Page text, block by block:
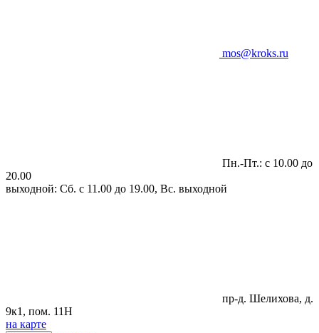
mos@kroks.ru
Пн.-Пт.: с 10.00 до
20.00
выходной: Сб. с 11.00 до 19.00, Вс. выходной
пр-д. Шелихова, д.
9к1, пом. 11Н
на карте